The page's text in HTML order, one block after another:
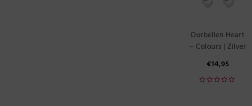
Oorbellen Heart
– Colours | Zilver
€14,95